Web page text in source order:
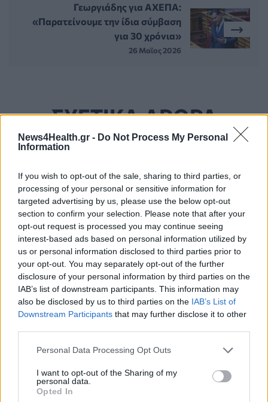
News4Health.gr - Do Not Process My Personal
Information
If you wish to opt-out of the sale, sharing to third parties, or
processing of your personal or sensitive information for
targeted advertising by us, please use the below opt-out
section to confirm your selection. Please note that after your
opt-out request is processed you may continue seeing
interest-based ads based on personal information utilized by
us or personal information disclosed to third parties prior to
your opt-out. You may separately opt-out of the further
disclosure of your personal information by third parties on the
IAB’s list of downstream participants. This information may
also be disclosed by us to third parties on the IAB’s List of
Downstream Participants that may further disclose it to other
Personal Data Processing Opt Outs
I want to opt-out of the Sharing of my
personal data.
Opted In
Γεωργιάδης για ΑΧΕΠΑ:
«Παρατείνουμε την ίδια σύμβαση
για 30 χρόνια»
26 Μαϊος 2026
ΣΧΕΤΙΚΑ ΑΡΘΡΑ
Ο ΙΣΑ συνιστά τη λήψη σχολαστικών μέτρων ατομικής
προστασίας από τον ιό του Δυτικού Νείλου